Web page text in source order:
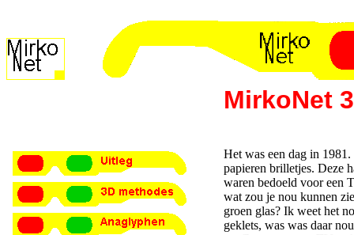
MirkoNet
Het was een dag in
papieren brilletjes. Deze
waren bedoeld voor een
wat zou je nou kunnen
groen glas? Ik weet het
geklets, was was daar